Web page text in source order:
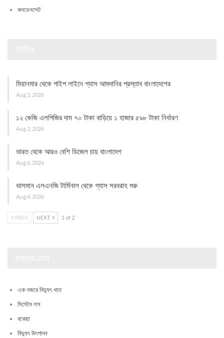
কনডেনসেট
মিয়ানমার থেকে পাইপ লাইনে গ্যাস আমদানির প্রস্তাব বাংলাদেশের
Aug 2, 2026
১২ কেজি এলপিজির দাম ৭০ টাকা বাড়িয়ে ১ হাজার ৫৯৮ টাকা নির্ধারণ
Aug 2, 2026
ভারত থেকে আরও বেশি ডিজেল চায় বাংলাদেশ
Aug 6, 2026
ভাসমান এলএনজি টার্মিনাল থেকে গ্যাস সরবরাহ শুরু
Aug 6, 2026
PREV NEXT 1 of 2
এক নজরে বিদ্যুৎ খাত
সিস্টেম লস
বকেয়া
বিদ্যুৎ উৎপাদন